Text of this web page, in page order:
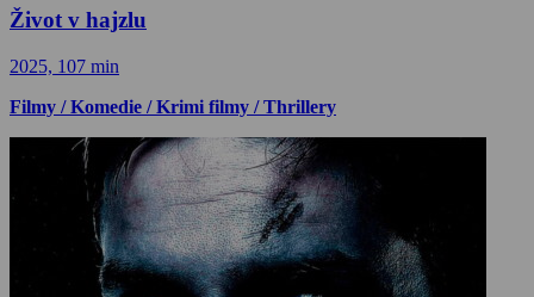
Život v hajzlu
2025, 107 min
Filmy / Komedie / Krimi filmy / Thrillery